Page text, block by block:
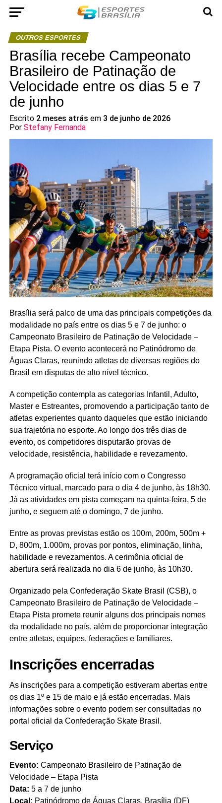
OUTROS ESPORTES
Brasília recebe Campeonato
Brasileiro de Patinação de
Velocidade entre os dias 5 e 7
de junho
Escrito 2 meses atrás em 3 de junho de 2026
Por Stefany Fernanda
Brasília será palco de uma das principais competições da
modalidade no país entre os dias 5 e 7 de junho: o
Campeonato Brasileiro de Patinação de Velocidade –
Etapa Pista. O evento acontecerá no Patinódromo de
Águas Claras, reunindo atletas de diversas regiões do
Brasil em disputas de alto nível técnico.
A competição contempla as categorias Infantil, Adulto,
Master e Estreantes, promovendo a participação tanto de
atletas experientes quanto daqueles que estão iniciando
sua trajetória no esporte. Ao longo dos três dias de
evento, os competidores disputarão provas de
velocidade, resistência, habilidade e revezamento.
A programação oficial terá início com o Congresso
Técnico virtual, marcado para o dia 4 de junho, às 18h30.
Já as atividades em pista começam na quinta-feira, 5 de
junho, e seguem até o domingo, 7 de junho.
Entre as provas previstas estão os 100m, 200m, 500m +
D, 800m, 1.000m, provas por pontos, eliminação, linha,
habilidade e revezamentos. A cerimônia oficial de
abertura será realizada no dia 6 de junho, às 10h30.
Organizado pela Confederação Skate Brasil (CSB), o
Campeonato Brasileiro de Patinação de Velocidade –
Etapa Pista promete reunir alguns dos principais nomes
da modalidade no país, além de proporcionar integração
entre atletas, equipes, federações e familiares.
Inscrições encerradas
As inscrições para a competição estiveram abertas entre
os dias 1º e 15 de maio e já estão encerradas. Mais
informações sobre o evento podem ser consultadas no
portal oficial da Confederação Skate Brasil.
Serviço
Evento: Campeonato Brasileiro de Patinação de
Velocidade – Etapa Pista
Data: 5 a 7 de junho
Local: Patinódromo de Águas Claras, Brasília (DF)